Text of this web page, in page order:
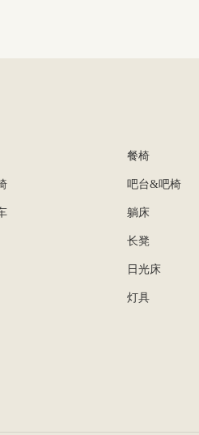
餐椅
吧台&吧椅
躺床
长凳
日光床
灯具